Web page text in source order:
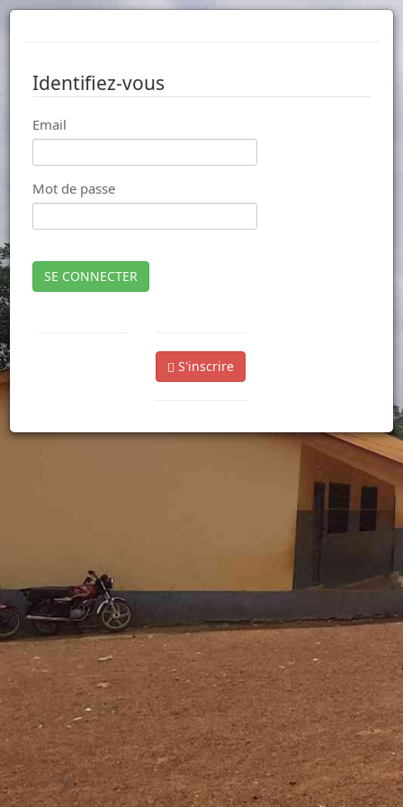
Identifiez-vous
Email
Mot de passe
SE CONNECTER
S'inscrire